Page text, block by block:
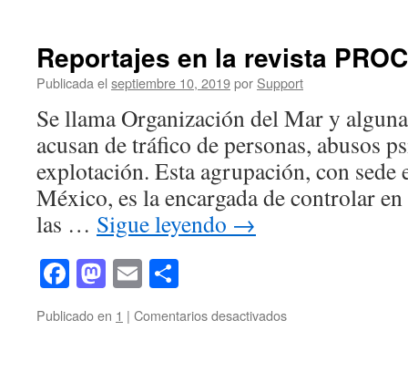
DE
HUBBARD,
JAMIE
DEWOLF
Reportajes en la revista
Publicada el septiembre 10, 2019por Support
Se llama Organización del Mar y
acusan de tráfico de personas, abusos
explotación. Esta agrupación, con sede
México, es la encargada de controlar
las … Sigue leyendo →
Facebook
Mastodon
Email
Publicado en 1 | Comentarios desactivadosen